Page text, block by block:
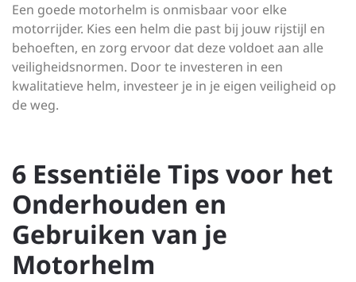
Een goede motorhelm is onmisbaar voor elke
motorrijder. Kies een helm die past bij jouw rijstijl en
behoeften, en zorg ervoor dat deze voldoet aan alle
veiligheidsnormen. Door te investeren in een
kwalitatieve helm, investeer je in je eigen veiligheid op
de weg.
6 Essentiële Tips voor het
Onderhouden en
Gebruiken van je
Motorhelm